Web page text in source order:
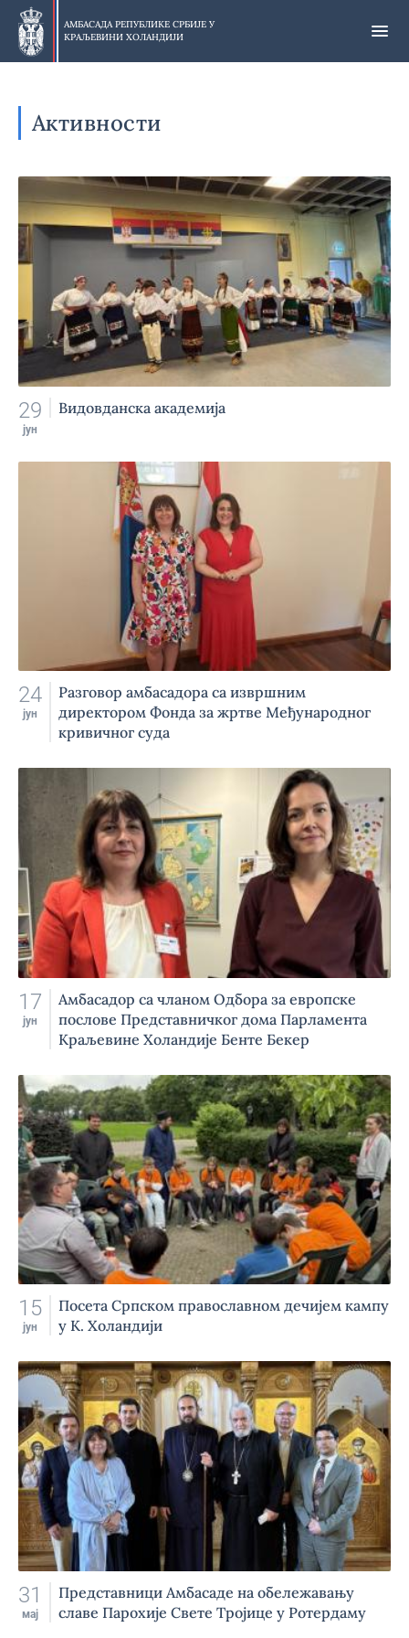
Прескочи
главни
део
АМБАСАДА РЕПУБЛИКЕ СРБИЈЕ У
КРАЉЕВИНИ ХОЛАНДИЈИ
Активности
29
јун
Видовданска академија
24
јун
Разговор амбасадора са извршним
директором Фонда за жртве Међународног
кривичног суда
17
јун
Амбасадор са чланом Одбора за европске
послове Представничког дома Парламента
Краљевине Холандије Бенте Бекер
15
јун
Посета Српском православном дечијем кампу
у К. Холандији
31
мај
Представници Амбасаде на обележавању
славе Парохије Свете Тројице у Ротердаму